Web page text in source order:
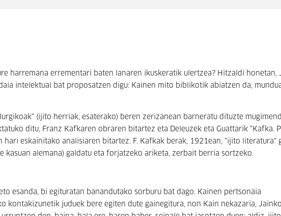
harremana errementari baten lanaren ikuskeratik ulertzea? Hitzaldi honetan,
intelektual bat proposatzen digu: Kainen mito biblikotik abiatzen da,
" (ijito herriak, esaterako) beren zerizanean barneratu dituzte
ditu, Franz Kafkaren obraren bitartez eta Deleuzek eta Guattarik "Kafka.
hari eskainitako analisiaren bitartez. F. Kafkak berak, 1921ean, "ijito literatura"
kasuan alemana) galdatu eta forjatzeko ariketa, zerbait berria sortzeko.
esanda, bi egituratan banandutako sorburu bat dago. Kainen pertsonaia
kontakizunetik juduek bere egiten dute gainegitura, non Kain nekazaria,